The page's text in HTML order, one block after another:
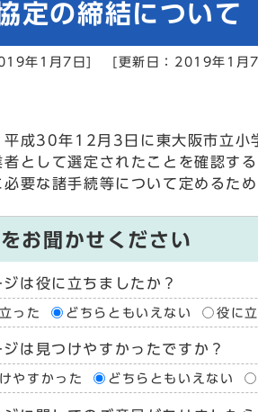
定の締結について
年1月7日] [更新日：2019年1月7
成30年12月3日に東大阪市立小
者として選定されたことを確認す
必要な諸手続等について定めるた
お聞かせください
ジは役に立ちましたか？
った どちらともいえない 役に
ジは見つけやすかったですか？
やすかった どちらともいえない